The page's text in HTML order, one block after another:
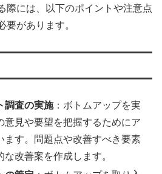
際には、以下のポイントや注意点
要があります。
調査の実施：ボトムアップを実
意見や要望を把握するためにア
ます。問題点や改善すべき要素
改善案を作成します。